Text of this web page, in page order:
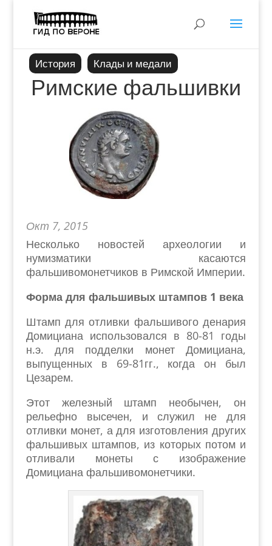
История Клады и медали
Римские фальшивки
Окт 7, 2015
Несколько новостей археологии и
нумизматики касаются
фальшивомонетчиков в Римской Империи.
Форма для фальшивых штампов 1 века
Штамп для отливки фальшивого денария
Домициана использовался в 80-81 годы
н.э. для подделки монет Домициана,
выпущенных в 69-81гг., когда он был
Цезарем.
Этот железный штамп необычен, он
рельефно высечен, и служил не для
отливки монет, а для изготовления других
фальшивых штампов, из которых потом и
отливали монеты с изображение
Домициана фальшивомонетчики.